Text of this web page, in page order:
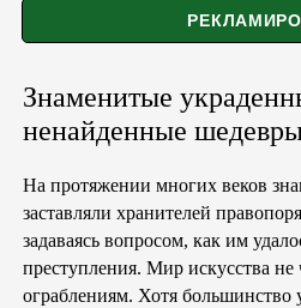
Знаменитые
ненайденные
На протяжении многих веков
заставляли хранителей
задаваясь вопросом, как им
преступления. Мир искусства
ограблениям. Хотя большинство